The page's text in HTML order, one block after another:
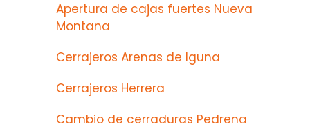
Apertura de cajas fuertes Nueva
Montana
Cerrajeros Arenas de Iguna
Cerrajeros Herrera
Cambio de cerraduras Pedrena